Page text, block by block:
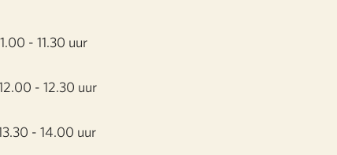
- 11.30 uur
- 12.30 uur
- 14.00 uur